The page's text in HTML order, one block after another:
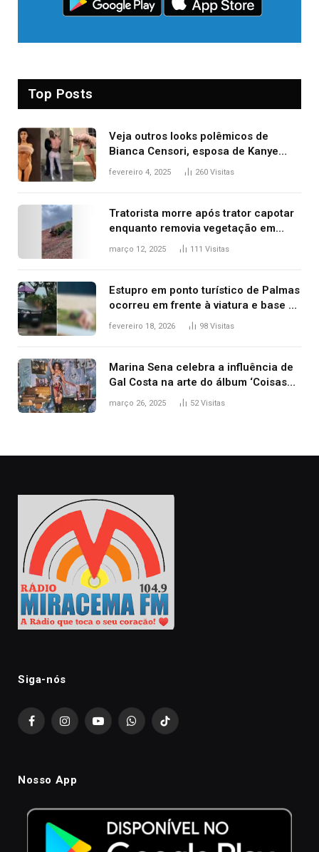
Top Posts
Veja outros looks polêmicos de
Bianca Censori, esposa de Kanye
West que apareceu nua no Grammy
fevereiro 4, 2025 260 Visitas
Tratorista morre após trator capotar
enquanto removia vegetação em
ribanceira de rodovia
março 12, 2025 111 Visitas
Estupro em ponto turístico de Palmas
ocorreu em frente à viatura e base de
segurança; polícia investiga
fevereiro 18, 2026 98 Visitas
Marina Sena celebra a influência de
Gal Costa na arte do álbum ‘Coisas
naturais’
março 26, 2025 52Visitas
Siga-nós
FacebookInstagramYouTubeWhatsAppTikTok
Nosso App